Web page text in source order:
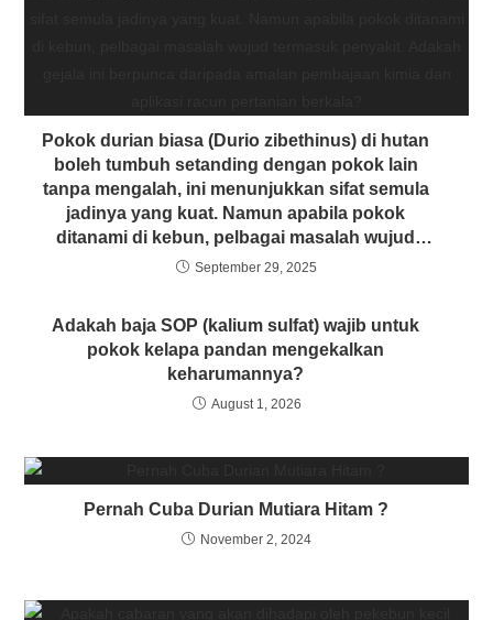
Pokok durian biasa (Durio zibethinus) di hutan
boleh tumbuh setanding dengan pokok lain
tanpa mengalah, ini menunjukkan sifat semula
jadinya yang kuat. Namun apabila pokok
ditanami di kebun, pelbagai masalah wujud
termasuk penyakit. Adakah gejala ini berpunca
September 29, 2025
Adakah baja SOP (kalium sulfat) wajib untuk
pokok kelapa pandan mengekalkan
keharumannya?
August 1, 2026
Pernah Cuba Durian Mutiara Hitam ?
November 2, 2024